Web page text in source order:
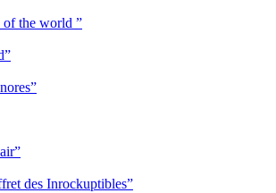
of the world ”
des Inrockuptibles”